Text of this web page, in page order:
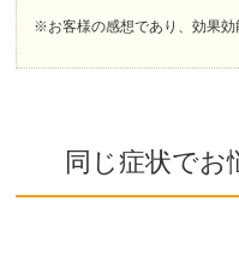
※お客様の感想であり、効果効
同じ症状でお